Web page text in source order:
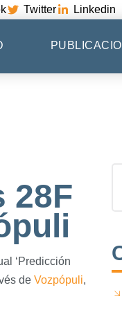
Twitter Linkedin
28F
‘Predicción
de Vozpópuli,